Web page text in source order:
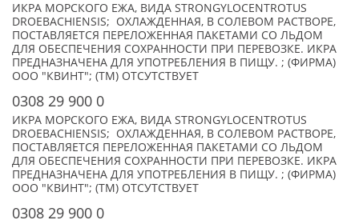
ИКРА МОРСКОГО ЕЖА, ВИДА STRONGYLOCENTROTUS
DROEBACHIENSIS; ОХЛАЖДЕННАЯ, В СОЛЕВОМ РАСТВОРЕ,
ПОСТАВЛЯЕТСЯ ПЕРЕЛОЖЕННАЯ ПАКЕТАМИ СО ЛЬДОМ
ДЛЯ ОБЕСПЕЧЕНИЯ СОХРАННОСТИ ПРИ ПЕРЕВОЗКЕ. ИКРА
ПРЕДНАЗНАЧЕНА ДЛЯ УПОТРЕБЛЕНИЯ В ПИЩУ. ; (ФИРМА)
ООО "КВИНТ"; (TM) ОТСУТСТВУЕТ
0308 29 900 0
ИКРА МОРСКОГО ЕЖА, ВИДА STRONGYLOCENTROTUS
DROEBACHIENSIS; ОХЛАЖДЕННАЯ, В СОЛЕВОМ РАСТВОРЕ,
ПОСТАВЛЯЕТСЯ ПЕРЕЛОЖЕННАЯ ПАКЕТАМИ СО ЛЬДОМ
ДЛЯ ОБЕСПЕЧЕНИЯ СОХРАННОСТИ ПРИ ПЕРЕВОЗКЕ. ИКРА
ПРЕДНАЗНАЧЕНА ДЛЯ УПОТРЕБЛЕНИЯ В ПИЩУ. ; (ФИРМА)
ООО "КВИНТ"; (TM) ОТСУТСТВУЕТ
0308 29 900 0